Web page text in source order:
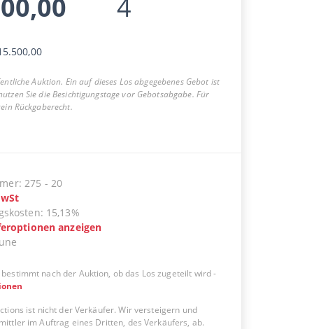
4
Auktion. Ein auf dieses Los abgegebenes Gebot ist
Sie die Besichtigungstage vor Gebotsabgabe. Für
Rückgaberecht.
: 275 - 20
: 15,13%
anzeigen
nach der Auktion, ob das Los zugeteilt wird-
ist nicht der Verkäufer. Wir versteigern und
im Auftrag eines Dritten, des Verkäufers, ab.